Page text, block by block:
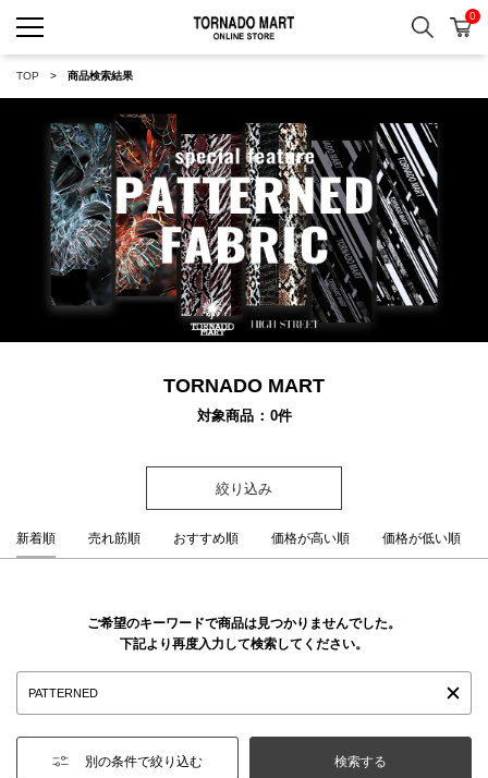
検索 カ
0
TOP 商品検索結果
TORNADO MART
対象商品 0件
絞り込み
新着順 売れ筋順 おすすめ順 価格が高い順 価格が低い順
ご希望のキーワードで商品は見つかりませんでした。
下記より再度入力して検索してください。
別の条件で絞り込む